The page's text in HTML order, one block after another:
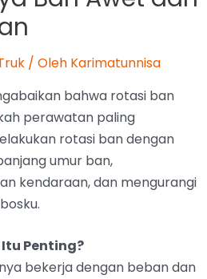
/ Oleh Karimatunnisa
bahwa rotasi ban
perawatan paling
rotasi ban dengan
umur ban,
kendaraan, dan mengurangi
Penting?
bekerja dengan beban dan